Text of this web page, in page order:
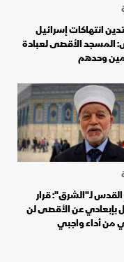
انتهاكات إسرائيل
المسجد الأقصى لعبادة
وحدهم
لـ"الشرق": قرار
بإبعادي عن الأقصى لن
من أداء واجبي